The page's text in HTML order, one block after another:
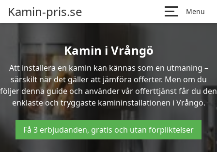
Kamin-pris.se Menu
Kamin i Vrångö
Att installera en kamin kan kännas som en utmaning –
särskilt när det gäller att jämföra offerter. Men om du
följer denna guide och använder vår offerttjänst får du den
enklaste och tryggaste kamininstallationen i Vrångö.
Få 3 erbjudanden, gratis och utan förpliktelser